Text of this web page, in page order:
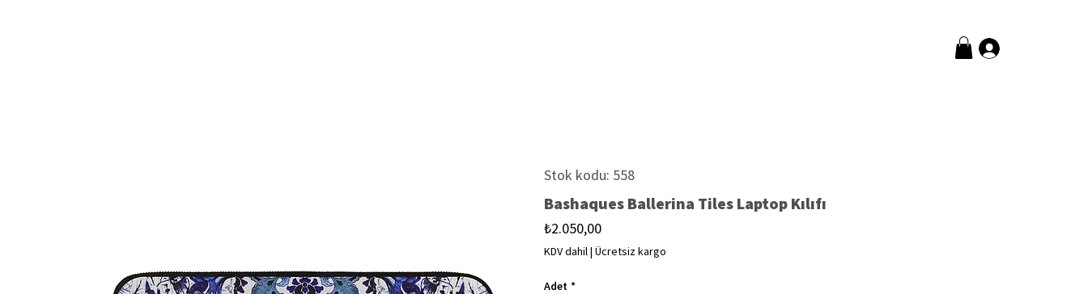
Stok kodu: 558
Bashaques Ballerina Tiles Laptop Kılıfı
₺2.050,00Fiyat
KDV dahil| Ücretsiz kargo
Adet *